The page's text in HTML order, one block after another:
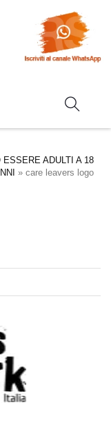
ADULTI A 18
» care leavers logo